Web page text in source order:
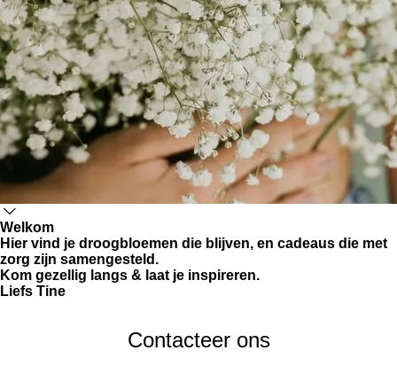
Welkom
Hier vind je droogbloemen die blijven, en cadeaus die met
zorg zijn samengesteld.
Kom gezellig langs & laat je inspireren.
Liefs Tine
Contacteer ons